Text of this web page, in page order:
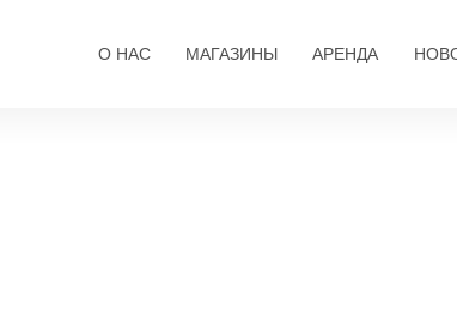
Основная
О НАС МАГАЗИНЫ АРЕНДА